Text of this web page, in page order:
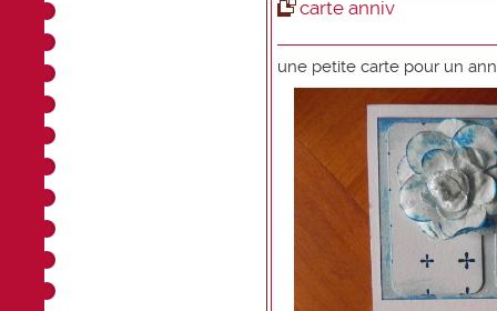
carte anniv
une petite carte pour un